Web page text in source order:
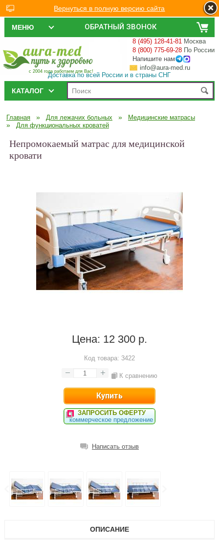
ОБРАТНЫЙ ЗВОНОК
МЕНЮ
с 2004 года работаем для Вас!
8 (495) 128-41-81 Москва
8 (800) 775-69-28 По России
Напишите нам
info@aura-med.ru
Доставка по всей России и в страны СНГ
КАТАЛОГ
Главная » Для лежачих больных » Медицинские матрасы
» Для функциональных кроватей
Непромокаемый матрас для медицинской
кровати
Цена: 12 300 р.
Код товара: 3422
К сравнению
ЗАПРОСИТЬ ОФЕРТУ
коммерческое предложение
Написать отзыв
ОПИСАНИЕ
Вернуться в полную версию сайта